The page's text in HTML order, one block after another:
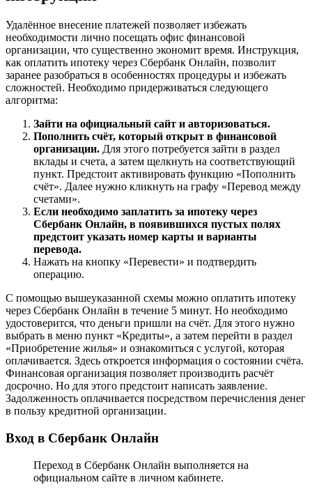
Удалённое внесение платежей позволяет избежать
необходимости лично посещать офис финансовой
организации, что существенно экономит время. Инструкция,
как оплатить ипотеку через Сбербанк Онлайн, позволит
заранее разобраться в особенностях процедуры и избежать
сложностей. Необходимо придерживаться следующего
алгоритма:
Зайти на официальный сайт и авторизоваться.
Пополнить счёт, который открыт в финансовой
организации. Для этого потребуется зайти в раздел
вклады и счета, а затем щелкнуть на соответствующий
пункт. Предстоит активировать функцию «Пополнить
счёт». Далее нужно кликнуть на графу «Перевод между
счетами».
Если необходимо заплатить за ипотеку через
Сбербанк Онлайн, в появившихся пустых полях
предстоит указать номер карты и варианты
перевода.
Нажать на кнопку «Перевести» и подтвердить
операцию.
С помощью вышеуказанной схемы можно оплатить ипотеку
через Сбербанк Онлайн в течение 5 минут. Но необходимо
удостоверится, что деньги пришли на счёт. Для этого нужно
выбрать в меню пункт «Кредиты», а затем перейти в раздел
«Приобретение жилья» и ознакомиться с услугой, которая
оплачивается. Здесь откроется информация о состоянии счёта.
Финансовая организация позволяет производить расчёт
досрочно. Но для этого предстоит написать заявление.
Задолженность оплачивается посредством перечисления денег
в пользу кредитной организации.
Вход в Сбербанк Онлайн
Переход в Сбербанк Онлайн выполняется на
официальном сайте в личном кабинете.